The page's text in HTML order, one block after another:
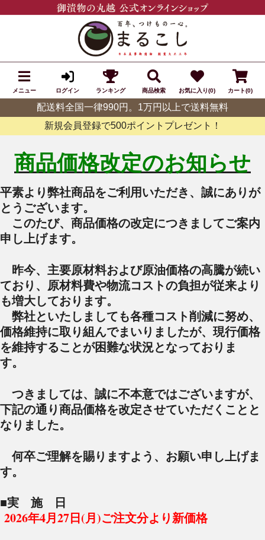
メニュー ログイン ランキング 商品検索 お気に入り(0) カート(0)
配送料全国一律990円。1万円以上で送料無料
新規会員登録で500ポイントプレゼント！
商品価格改定のお知らせ
平素より弊社商品をご利用いただき、誠にありが
とうございます。
このたび、商品価格の改定につきましてご案内
申し上げます。
昨今、主要原材料および原油価格の高騰が続い
ており、原材料費や物流コストの負担が従来より
も増大しております。
弊社といたしましても各種コスト削減に努め、
価格維持に取り組んでまいりましたが、現行価格
を維持することが困難な状況となっておりま
す。
つきましては、誠に不本意ではございますが、
下記の通り商品価格を改定させていただくことと
なりました。
何卒ご理解を賜りますよう、お願い申し上げま
す。
■実 施 日
2026年4月27日(月)ご注文分より新価格